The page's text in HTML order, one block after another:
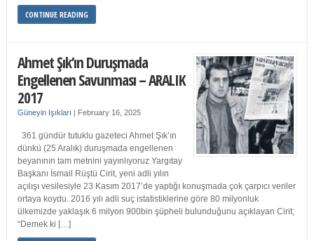
CONTINUE READING
Ahmet Şık’ın Duruşmada
Engellenen Savunması – ARALIK
2017
Güneyin Işıkları | February 16, 2025
361 gündür tutuklu gazeteci Ahmet Şık’ın
dünkü (25 Aralık) duruşmada engellenen
beyanının tam metnini yayınlıyoruz Yargıtay
Başkanı İsmail Rüştü Cirit, yeni adli yılın
açılışı vesilesiyle 23 Kasım 2017’de yaptığı konuşmada çok çarpıcı veriler
ortaya koydu. 2016 yılı adli suç istatistiklerine göre 80 milyonluk
ülkemizde yaklaşık 6 milyon 900bin şüpheli bulunduğunu açıklayan Cirit;
“Demek ki […]